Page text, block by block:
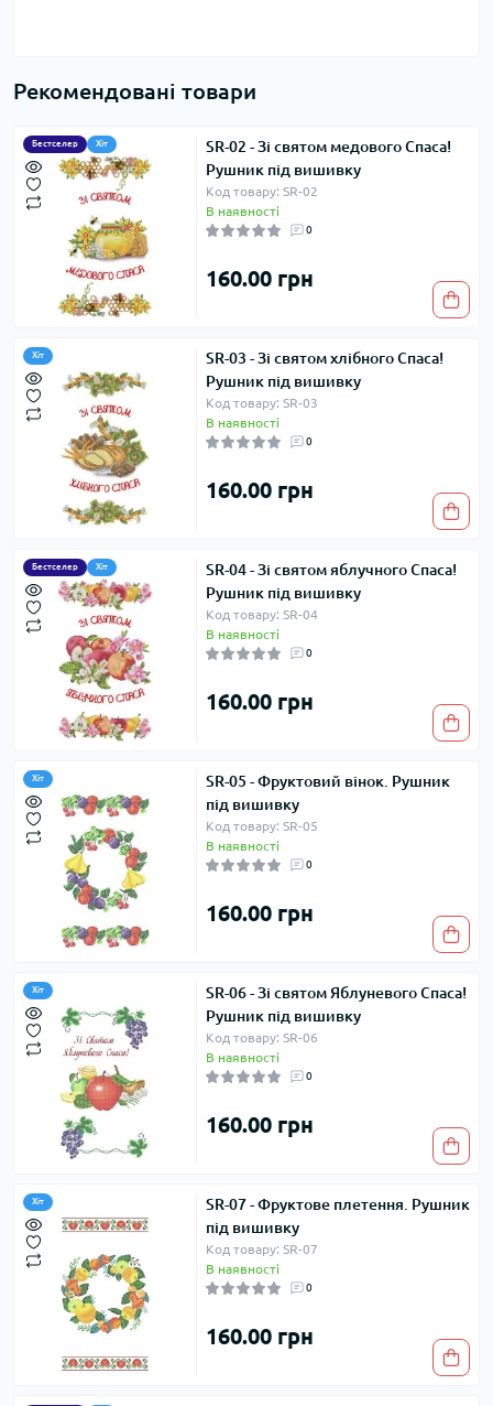
Рекомендовані товари
Бестселер Хіт
SR-02 - Зі святом медового Спаса!
Рушник під вишивку
Код товару: SR-02
В наявності
0
160.00 грн
Хіт
SR-03 - Зі святом хлібного Спаса!
Рушник під вишивку
Код товару: SR-03
В наявності
0
160.00 грн
Бестселер Хіт
SR-04 - Зі святом яблучного Спаса!
Рушник під вишивку
Код товару: SR-04
В наявності
0
160.00 грн
Хіт
SR-05 - Фруктовий вінок. Рушник
під вишивку
Код товару: SR-05
В наявності
0
160.00 грн
Хіт
SR-06 - Зі святом Яблуневого Спаса!
Рушник під вишивку
Код товару: SR-06
В наявності
0
160.00 грн
Хіт
SR-07 - Фруктове плетення. Рушник
під вишивку
Код товару: SR-07
В наявності
0
160.00 грн